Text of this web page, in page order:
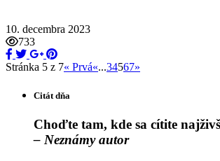
10. decembra 2023
733
Stránka 5 z 7« Prvá«...34567»
Citát dňa
Choďte tam, kde sa cítite
– Neznámy autor